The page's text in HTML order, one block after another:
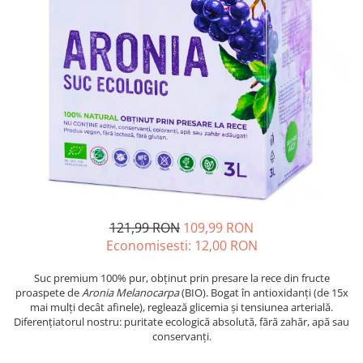
Tranzit intestinal
Colesterol & tensiune
Performanta sportiva
Sanatate Orala
Creme de față
Creme cu SPF
Demachiante
Geluri de curățare
Ape micelare
Măști pentru față
Creme pentru ochi
Creme de corp
Loțiuni
Unturi de corp
Curcumin (Turmeric)
Ginseng
Glucozamina
Glutation
121,99 RON 109,99 RON
Economisesti: 12,00 RON
Suc premium 100% pur, obținut prin presare la rece din fructe
proaspete deAronia Melanocarpa(BIO). Bogat în antioxidanți (de 15x
mai mulți decât afinele), reglează glicemia și tensiunea arterială.
Diferențiatorul nostru: puritate ecologică absolută, fără zahăr, apă sau
conservanți.